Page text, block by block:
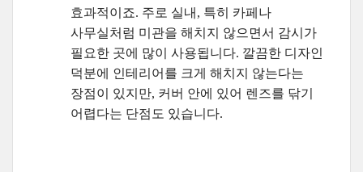
효과적이죠. 주로 실내, 특히 카페나
사무실처럼 미관을 해치지 않으면서 감시가
필요한 곳에 많이 사용됩니다. 깔끔한 디자인
덕분에 인테리어를 크게 해치지 않는다는
장점이 있지만, 커버 안에 있어 렌즈를 닦기
어렵다는 단점도 있습니다.